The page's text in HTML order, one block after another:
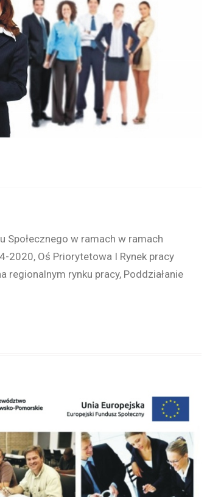
Społecznego w ramach w ramach
2020, Oś Priorytetowa I Rynek pracy
regionalnym rynku pracy, Poddziałanie